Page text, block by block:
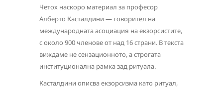
Четох наскоро материал за професор
Алберто Касталдини — говорител на
международната асоциация на екзорсистите,
с около 900 членове от над 16 страни. В текста
виждаме не сензационното, а строгата
институционална рамка зад ритуала.
Касталдини описва екзорсизма като ритуал,